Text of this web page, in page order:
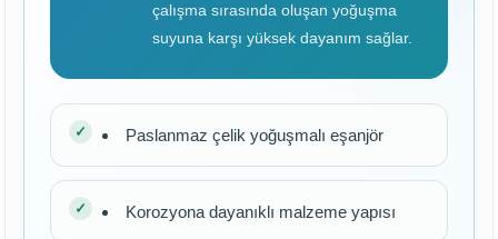
çalışma sırasında oluşan yoğuşma
suyuna karşı yüksek dayanım sağlar.
Paslanmaz çelik yoğuşmalı eşanjör
Korozyona dayanıklı malzeme yapısı